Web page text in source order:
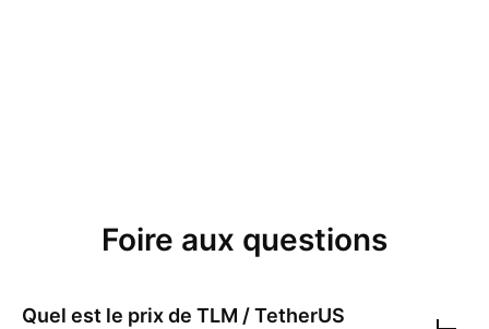
Foire aux questions
Quel est le prix de TLM / TetherUS